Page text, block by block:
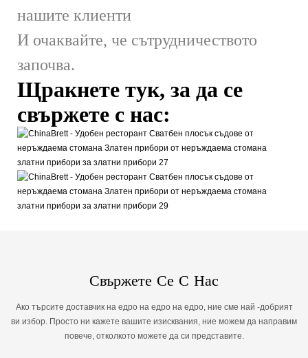
нашите клиенти
И очаквайте, че сътрудничеството
започва.
Щракнете тук, за да се
свържете с нас:
Свържете Се С Нас
Ако търсите доставчик на едро на едро на едро, ние сме най -добрият
ви избор. Просто ни кажете вашите изисквания, ние можем да направим
повече, отколкото можете да си представите.